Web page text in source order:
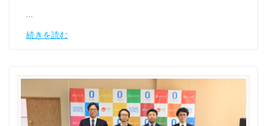
…
続きを読む